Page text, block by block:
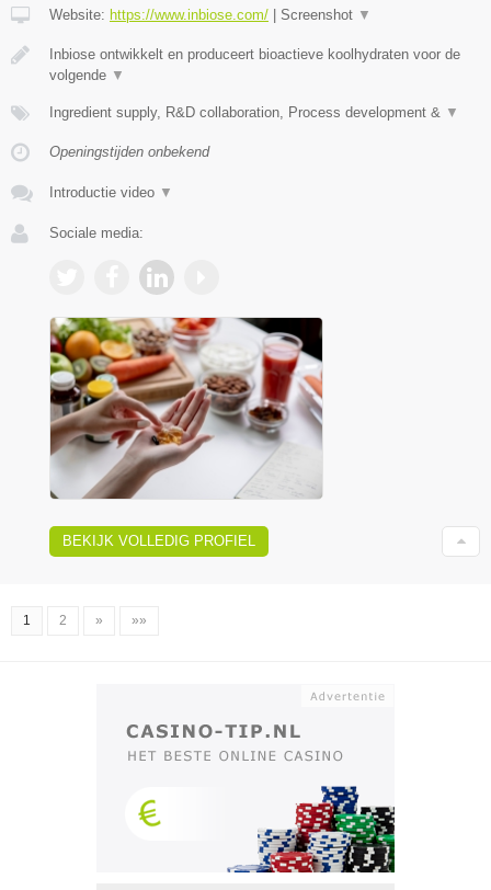
Website: https://www.inbiose.com/ Screenshot ▼
Inbiose ontwikkelt en produceert bioactieve koolhydraten voor de
volgende ▼
Ingredient supply, R&D collaboration, Process development & ▼
Openingstijden onbekend
Introductie video ▼
Sociale media:
BEKIJK VOLLEDIG PROFIEL
1 2 » »»